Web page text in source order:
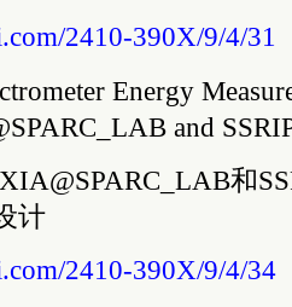
2410-390X/9/4/31
Energy
and
和
计
2410-390X/9/4/34